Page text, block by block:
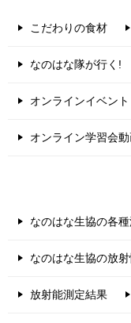
こだわりの食材
なのはな隊が行く!
オンラインイベン
オンライン学習会
なのはな生協の各
なのはな生協の放
放射能測定結果